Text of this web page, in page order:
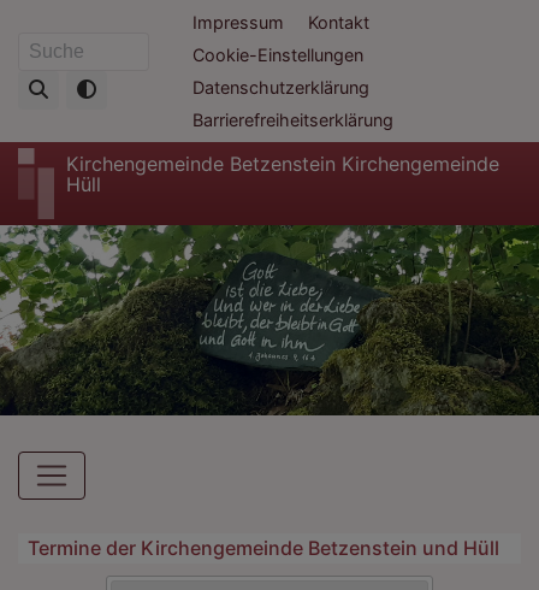
zum
Suche
Fußbereichsmenü
Impressum
Kontakt
Cookie-Einstellungen
Datenschutzerklärung
Barrierefreiheitserklärung
Kirchengemeinde Betzenstein Kirchengemeinde
Hüll
Hauptnavigation
Termine der Kirchengemeinde Betzenstein und Hüll